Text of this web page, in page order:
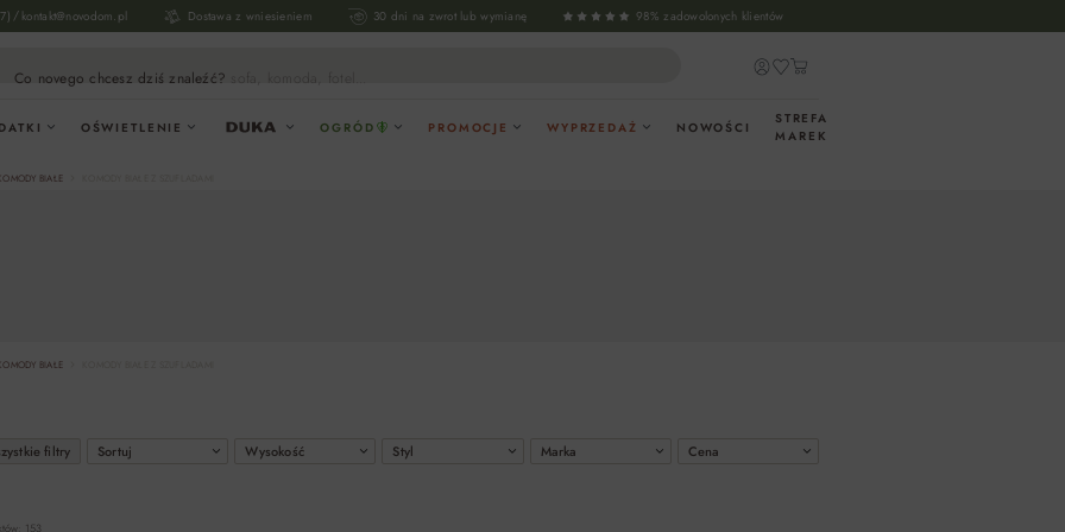
/ kontakt@novodom.pl Dostawa z wniesieniem 30 dni na zwrot lub wymianę 98% zadowolonych klientów
Co novego chcesz dziś znaleźć? sofa, komoda, fotel...
OŚWIETLENIE OGRÓD PROMOCJE WYPRZEDAŻ NOWOŚCI
STREFA
MAREK
BIAŁE
BIAŁE
filtry Cena
Sortuj Wysokość Styl Marka
153